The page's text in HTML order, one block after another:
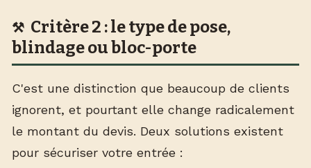
Critère 2 : le type de pose,
blindage ou bloc-porte
C'est une distinction que beaucoup de clients
ignorent, et pourtant elle change radicalement
le montant du devis. Deux solutions existent
pour sécuriser votre entrée :